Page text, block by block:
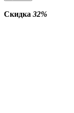
Скидка 32%